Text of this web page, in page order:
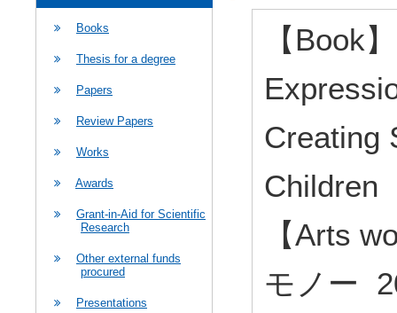
Books
Thesis for a degree
Papers
Review Papers
Works
Awards
Grant-in-Aid for Scientific
Research
Other external funds
procured
Presentations
【Book
Creating
Children
【Arts
モノー